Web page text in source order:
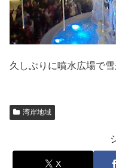
久しぶりに噴水広場で
湾岸地域
X